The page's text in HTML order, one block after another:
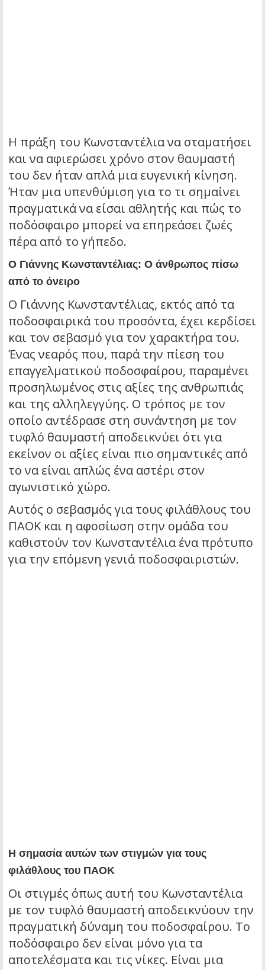
Η πράξη του Κωνσταντέλια να σταματήσει
και να αφιερώσει χρόνο στον θαυμαστή
του δεν ήταν απλά μια ευγενική κίνηση.
Ήταν μια υπενθύμιση για το τι σημαίνει
πραγματικά να είσαι αθλητής και πώς το
ποδόσφαιρο μπορεί να επηρεάσει ζωές
πέρα από το γήπεδο.
Ο Γιάννης Κωνσταντέλιας: Ο άνθρωπος πίσω
από το όνειρο
Ο Γιάννης Κωνσταντέλιας, εκτός από τα
ποδοσφαιρικά του προσόντα, έχει κερδίσει
και τον σεβασμό για τον χαρακτήρα του.
Ένας νεαρός που, παρά την πίεση του
επαγγελματικού ποδοσφαίρου, παραμένει
προσηλωμένος στις αξίες της ανθρωπιάς
και της αλληλεγγύης. Ο τρόπος με τον
οποίο αντέδρασε στη συνάντηση με τον
τυφλό θαυμαστή αποδεικνύει ότι για
εκείνον οι αξίες είναι πιο σημαντικές από
το να είναι απλώς ένα αστέρι στον
αγωνιστικό χώρο.
Αυτός ο σεβασμός για τους φιλάθλους του
ΠΑΟΚ και η αφοσίωση στην ομάδα του
καθιστούν τον Κωνσταντέλια ένα πρότυπο
για την επόμενη γενιά ποδοσφαιριστών.
Η σημασία αυτών των στιγμών για τους
φιλάθλους του ΠΑΟΚ
Οι στιγμές όπως αυτή του Κωνσταντέλια
με τον τυφλό θαυμαστή αποδεικνύουν την
πραγματική δύναμη του ποδοσφαίρου. Το
ποδόσφαιρο δεν είναι μόνο για τα
αποτελέσματα και τις νίκες. Είναι μια